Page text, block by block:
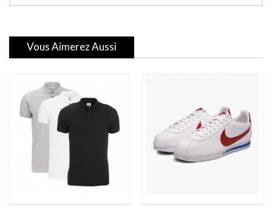
Vous Aimerez Aussi